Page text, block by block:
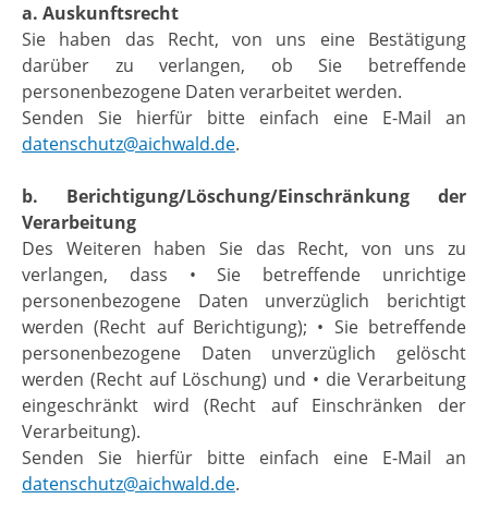
a. Auskunftsrecht
Sie haben das Recht, von uns eine Bestätigung
darüber zu verlangen, ob Sie betreffende
personenbezogene Daten verarbeitet werden.
Senden Sie hierfür bitte einfach eine E-Mail an
datenschutz@aichwald.de.
b. Berichtigung/Löschung/Einschränkung der
Verarbeitung
Des Weiteren haben Sie das Recht, von uns zu
verlangen, dass • Sie betreffende unrichtige
personenbezogene Daten unverzüglich berichtigt
werden (Recht auf Berichtigung); • Sie betreffende
personenbezogene Daten unverzüglich gelöscht
werden (Recht auf Löschung) und • die Verarbeitung
eingeschränkt wird (Recht auf Einschränken der
Verarbeitung).
Senden Sie hierfür bitte einfach eine E-Mail an
datenschutz@aichwald.de.